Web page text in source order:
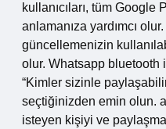
kullanıcıları, tüm Google
anlamanıza yardımcı
güncellemenizin
olur. Whatsapp bluetooth
“Kimler sizinle
seçtiğinizden emin olun.
isteyen kişiyi ve